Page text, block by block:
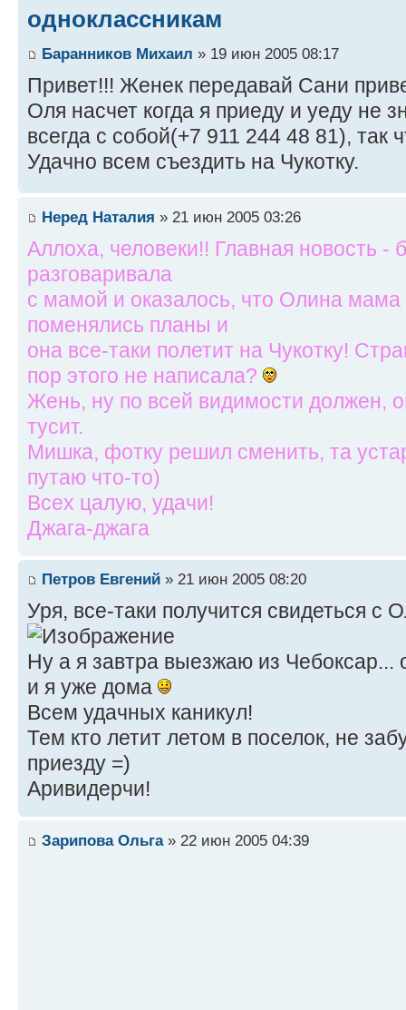
одноклассникам
Баранников Михаил » 19 июн 2005 08:17
Привет!!! Женек передавай Сани
Оля насчет когда я приеду и уеду не
всегда с собой(+7 911 244 48 81), так
Удачно всем съездить на Чукотку.
Неред Наталия » 21 июн 2005 03:26
Аллоха, человеки!! Главная новость -
разговаривала
с мамой и оказалось, что Олина мама
поменялись планы и
она все-таки полетит на Чукотку!
пор этого не написала?
Жень, ну по всей видимости должен,
тусит.
Мишка, фотку решил сменить, та
путаю что-то)
Всех цалую, удачи!
Джага-джага
Петров Евгений » 21 июн 2005 08:20
Уря, все-таки получится свидеться с
Ну а я завтра выезжаю из Чебоксар...
и я уже дома
Всем удачных каникул!
Тем кто летит летом в поселок, не
приезду =)
Аривидерчи!
Зарипова Ольга» 22 июн 2005 04:39